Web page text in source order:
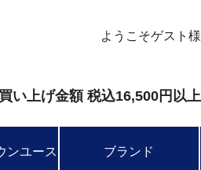
ようこそゲスト様
い上げ金額 税込16,500円以上
ンユース ブランド